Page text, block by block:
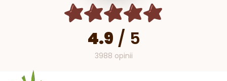
4.9 / 5
3988 opinii